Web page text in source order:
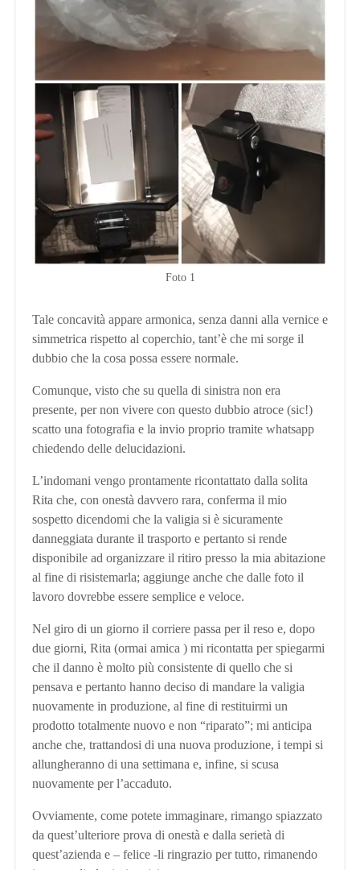
Foto 1
Tale concavità appare armonica, senza danni alla vernice e
simmetrica rispetto al coperchio, tant’è che mi sorge il
dubbio che la cosa possa essere normale.
Comunque, visto che su quella di sinistra non era
presente, per non vivere con questo dubbio atroce (sic!)
scatto una fotografia e la invio proprio tramite whatsapp
chiedendo delle delucidazioni.
L’indomani vengo prontamente ricontattato dalla solita
Rita che, con onestà davvero rara, conferma il mio
sospetto dicendomi che la valigia si è sicuramente
danneggiata durante il trasporto e pertanto si rende
disponibile ad organizzare il ritiro presso la mia abitazione
al fine di risistemarla; aggiunge anche che dalle foto il
lavoro dovrebbe essere semplice e veloce.
Nel giro di un giorno il corriere passa per il reso e, dopo
due giorni, Rita (ormai amica ) mi ricontatta per spiegarmi
che il danno è molto più consistente di quello che si
pensava e pertanto hanno deciso di mandare la valigia
nuovamente in produzione, al fine di restituirmi un
prodotto totalmente nuovo e non “riparato”; mi anticipa
anche che, trattandosi di una nuova produzione, i tempi si
allungheranno di una settimana e, infine, si scusa
nuovamente per l’accaduto.
Ovviamente, come potete immaginare, rimango spiazzato
da quest’ulteriore prova di onestà e dalla serietà di
quest’azienda e – felice -li ringrazio per tutto, rimanendo